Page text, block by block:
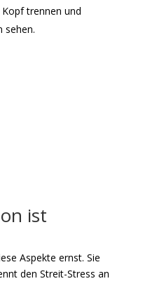
trennen und
sehen.
ist
Aspekte ernst. Sie
den Streit-Stress an